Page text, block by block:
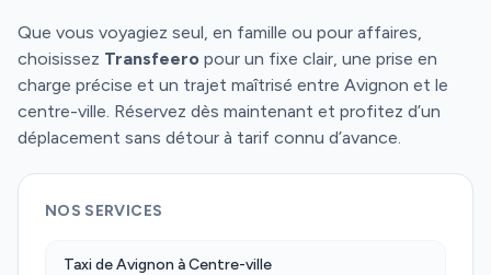
Que vous voyagiez seul, en famille ou pour affaires,
choisissez Transfeero pour un fixe clair, une prise en
charge précise et un trajet maîtrisé entre Avignon et le
centre-ville. Réservez dès maintenant et profitez d’un
déplacement sans détour à tarif connu d’avance.
NOS SERVICES
Taxi de Avignon à Centre-ville